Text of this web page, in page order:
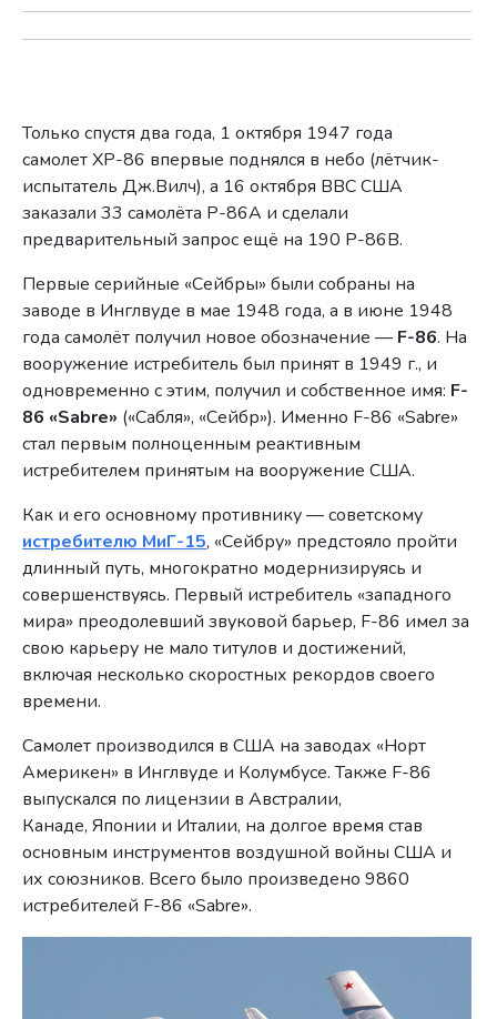
Только спустя два года, 1 октября 1947 года
самолет XP-86 впервые поднялся в небо (лётчик-
испытатель Дж.Вилч), а 16 октября ВВС США
заказали 33 самолёта P-86A и сделали
предварительный запрос ещё на 190 P-86B.
Первые серийные «Сейбры» были собраны на
заводе в Инглвуде в мае 1948 года, а в июне 1948
года самолёт получил новое обозначение — F-86. На
вооружение истребитель был принят в 1949 г., и
одновременно с этим, получил и собственное имя: F-
86 «Sabre» («Сабля», «Сейбр»). Именно F-86 «Sabre»
стал первым полноценным реактивным
истребителем принятым на вооружение США.
Как и его основному противнику — советскому
истребителю МиГ-15, «Сейбру» предстояло пройти
длинный путь, многократно модернизируясь и
совершенствуясь. Первый истребитель «западного
мира» преодолевший звуковой барьер, F-86 имел за
свою карьеру не мало титулов и достижений,
включая несколько скоростных рекордов своего
времени.
Самолет производился в США на заводах «Норт
Америкен» в Инглвуде и Колумбусе. Также F-86
выпускался по лицензии в Австралии,
Канаде, Японии и Италии, на долгое время став
основным инструментов воздушной войны США и
их союзников. Всего было произведено 9860
истребителей F-86 «Sabre».